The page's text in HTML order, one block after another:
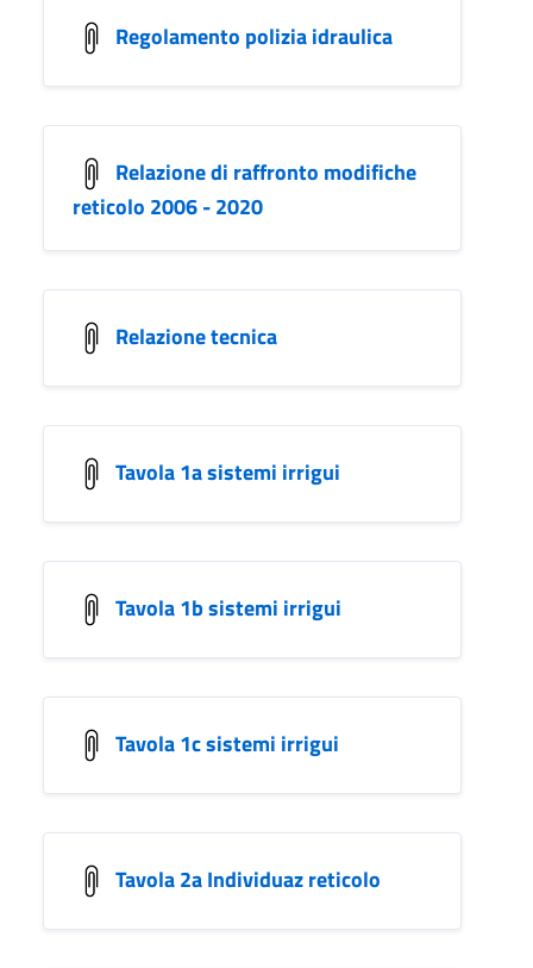
Regolamento polizia idraulica
Relazione di raffronto modifiche
reticolo 2006 - 2020
Relazione tecnica
Tavola 1a sistemi irrigui
Tavola 1b sistemi irrigui
Tavola 1c sistemi irrigui
Tavola 2a Individuaz reticolo